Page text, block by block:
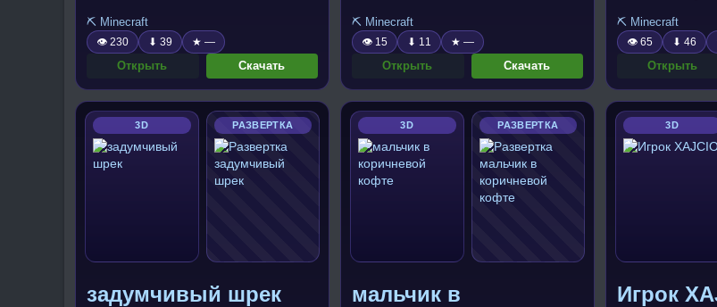
⛏️ Minecraft
👁 230 ⬇ 39 ★ —
Открыть Скачать
⛏️ Minecraft
👁 15 ⬇ 11 ★ —
Открыть Скачать
⛏️ Minecraft
👁 65 ⬇ 46
Открыть
3D РАЗВЕРТКА
задумчивый шрек
3D РАЗВЕРТКА
мальчик в
3D
Игрок